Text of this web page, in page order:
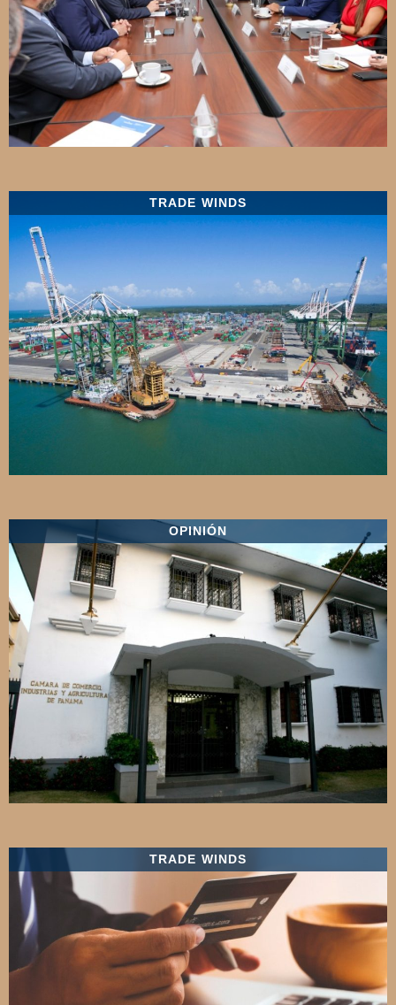
TRADE WINDS
OPINIÓN
TRADE WINDS